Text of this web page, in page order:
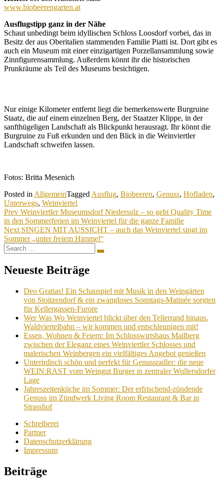
www.biobeerengarten.at
Ausflugstipp ganz in der Nähe
Schaut unbedingt beim idyllischen Schloss Loosdorf vorbei, das in
Besitz der aus Oberitalien stammenden Familie Piatti ist. Dort gibt es
auch ein Museum mit einer einzigartigen Porzellansammlung sowie
Zinnfigurensammlung. Außerdem könnt ihr die historischen
Prunkräume als Teil des Museums besichtigen.
Nur einige Kilometer entfernt liegt die bemerkenswerte Burgruine
Staatz, die auf einem einzelnen Berg, der Staatzer Klippe, in der
sanfthügeligen Landschaft als Blickpunkt herausragt. Ihr könnt die
Burgruine zu Fuß erkunden und den Blick in die Weinviertler
Landschaft schweifen lassen.
Fotos: Britta Mesenich
Posted in AllgemeinTagged Ausflug, Biobeeren, Genuss, Hofladen,
Unterwegs, Weinviertel
Beitragsnavigation
Prev Weinviertler Museumsdorf Niedersulz – so geht Quality Time
in den Sommerferien im Weinviertel für die ganze Familie
Next SINGEN MIT AUSSICHT – auch das Weinviertel singt im
Sommer „unter freiem Himmel“
Search
for:
Search
Neueste Beiträge
Deo Gratias! Ein Schauspiel mit Musik in den Weingärten
von Stoitzendorf & ein zwangloses Sonntags-Matinée sorgten
für Kellergassen-Furore
Wer Was Wo Weinviertel blickt über den Tellerrand hinaus.
Waldviertelbahn – wir kommen und entschleunigen mit!
Essen, Wohnen & Feiern: Im Schlosswirtshaus Mailberg
zwischen der Eleganz eines Weinviertler Schlosses und
malerischen Weinbergen ein vielfältiges Angebot genießen
Unterirdisch schön und perfekt für Genussradler: die neue
WEIN:RAST vom Weingut Burger in zentraler Wullersdorfer
Lage
Jahreszeitenküche im Sommer: Der erfrischend-zündende
Genuss im Zündwerk Living Room Restaurant & Bar in
Strasshof
Schreiberei
Partner
Datenschutzerklärung
Impressum
Beiträge